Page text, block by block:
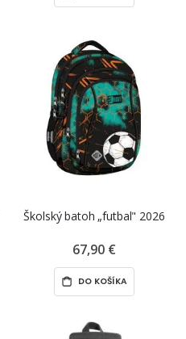
Školský batoh „futbal" 2026
67,90 €
DO KOŠÍKA